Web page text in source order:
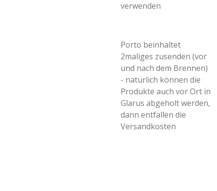
verwenden
Porto beinhaltet
2maliges zusenden (vor
und nach dem Brennen)
- natürlich können die
Produkte auch vor Ort in
Glarus abgeholt werden,
dann entfallen die
Versandkosten